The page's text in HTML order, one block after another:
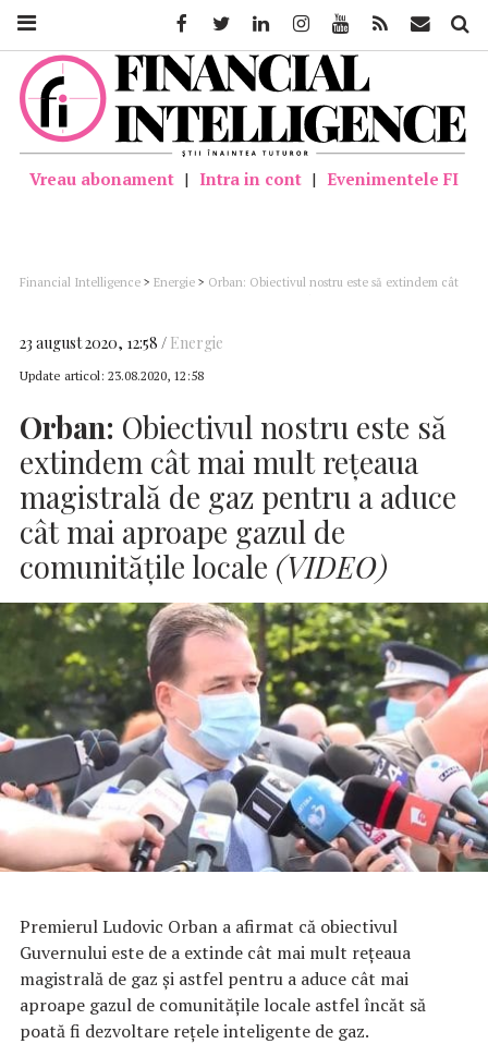
Vreau abonament | Intra in cont | Evenimentele FI
Financial Intelligence > Energie > Orban: Obiectivul nostru este să extindem cât
23 august 2020, 12:58 Energie
Update articol: 23.08.2020, 12:58
Orban: Obiectivul nostru este să
extindem cât mai mult reţeaua
magistrală de gaz pentru a aduce
cât mai aproape gazul de
comunităţile locale (VIDEO)
Premierul Ludovic Orban a afirmat că obiectivul
Guvernului este de a extinde cât mai mult reţeaua
magistrală de gaz şi astfel pentru a aduce cât mai
aproape gazul de comunităţile locale astfel încăt să
poată fi dezvoltare reţele inteligente de gaz.
FacebookTwitter LinkedinInstagramYoutube Feed Mail